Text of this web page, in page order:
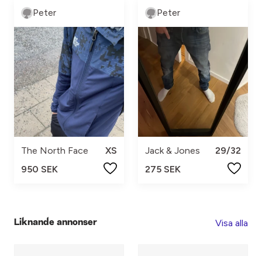
Peter
The North Face
XS
950 SEK
Peter
Jack & Jones
29/32
275 SEK
Liknande annonser Visa alla